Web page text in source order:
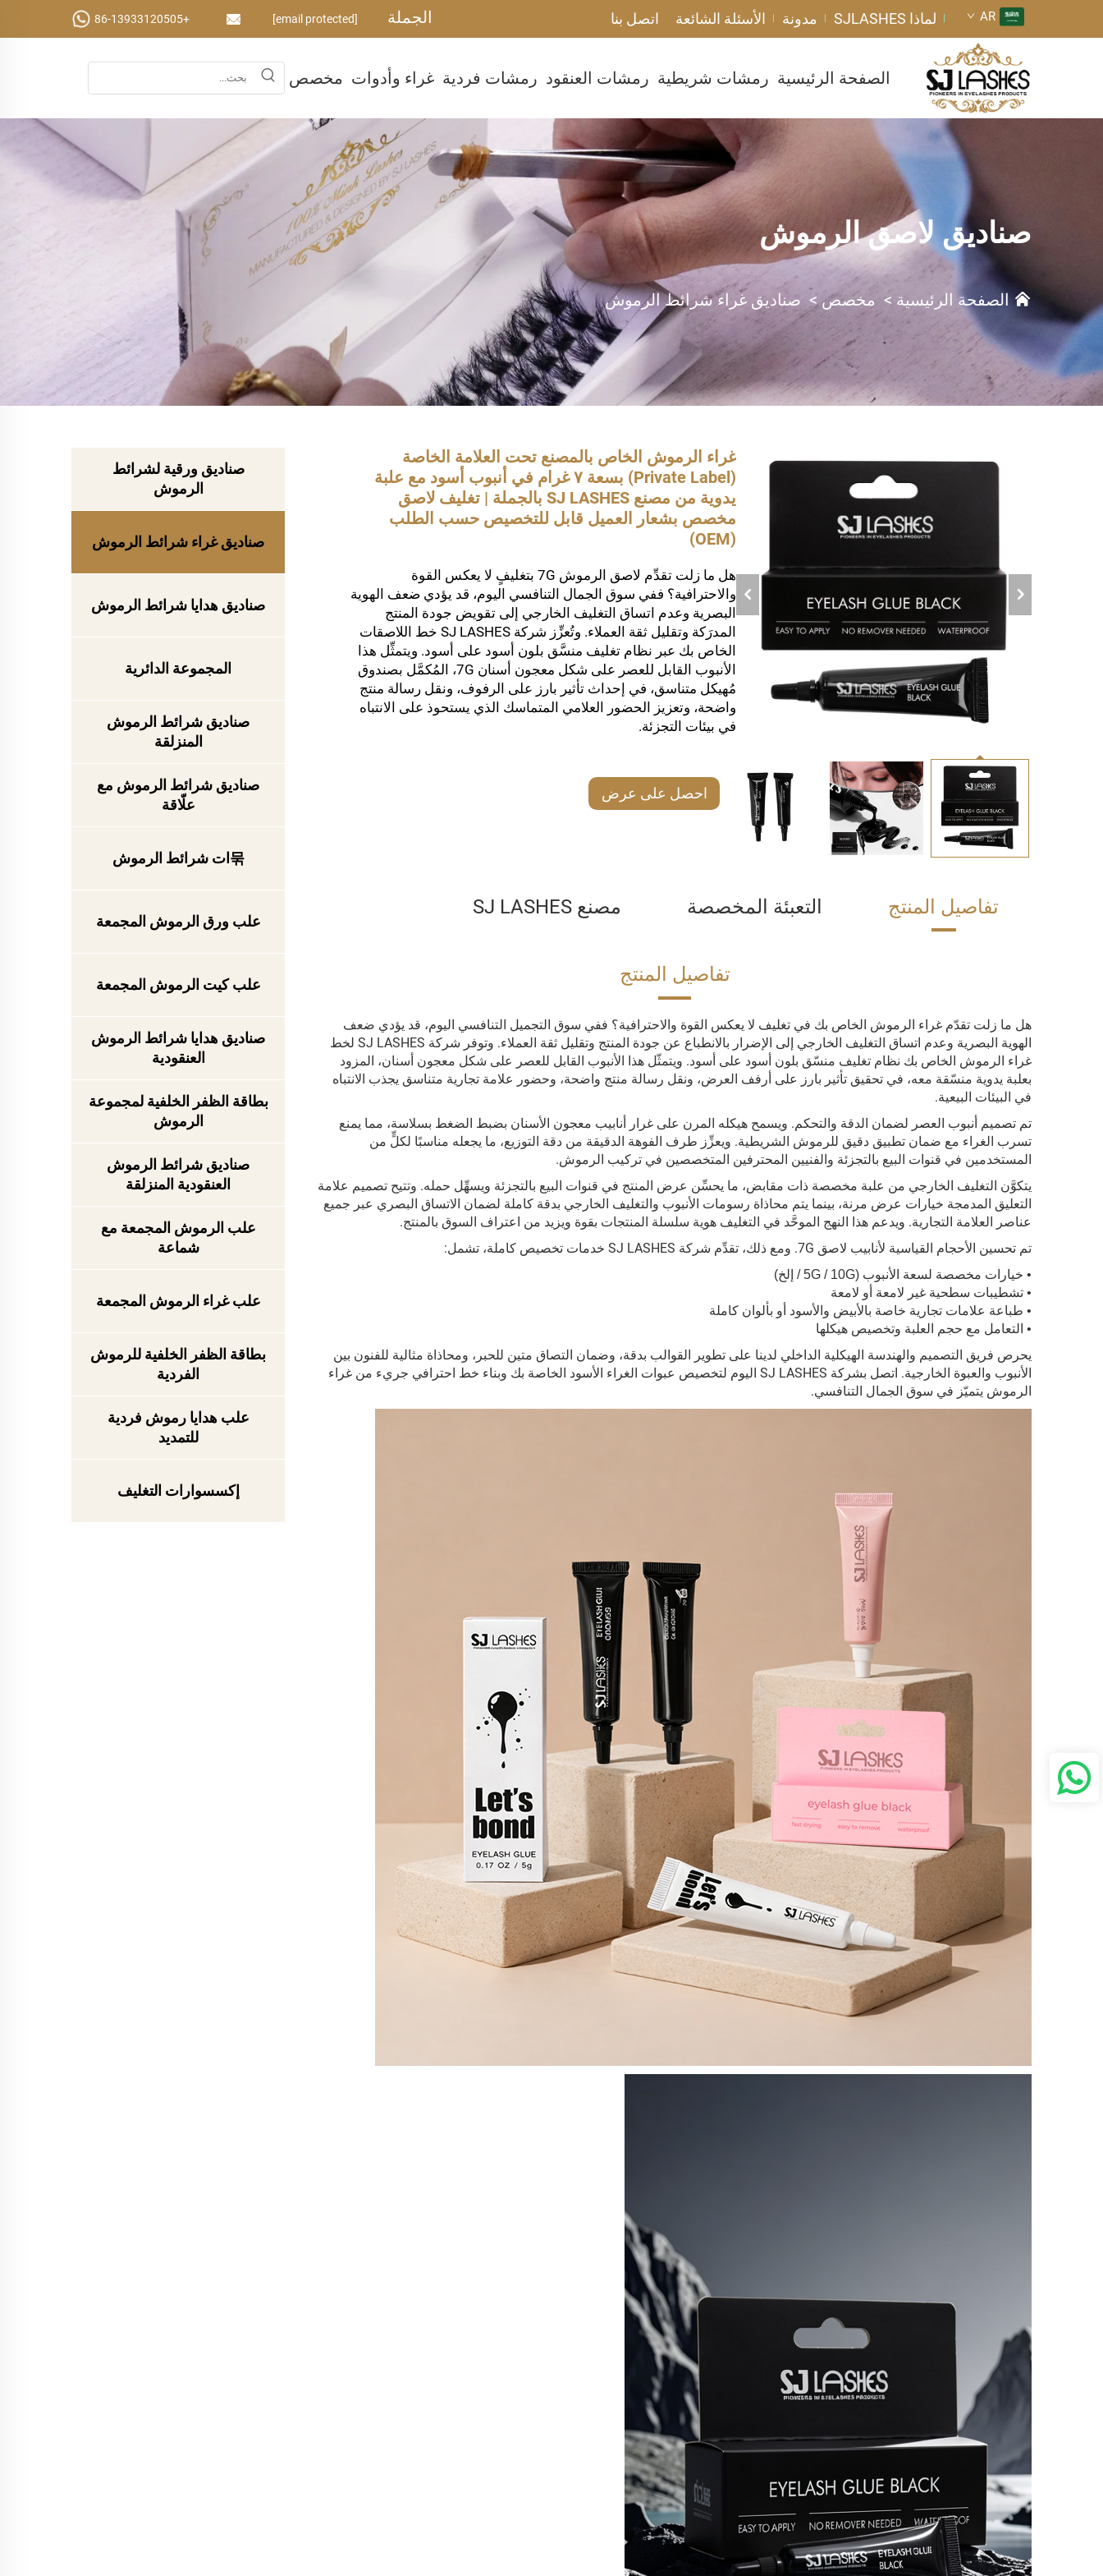
+86-13933120505 [email protected] الجملة AR لماذا SJLASHES مدونة الأسئلة الشائعة اتصل بنا
الصفحة الرئيسية رمشات شريطية رمشات العنقود رمشات فردية غراء وأدوات مخصص
صناديق لاصق الرموش
الصفحة الرئيسية > مخصص> صناديق غراء شرائط الرموش
صناديق ورقية لشرائط
الرموش
صناديق غراء شرائط الرموش
صناديق هدايا شرائط الرموش
المجموعة الدائرية
صناديق شرائط الرموش
المنزلقة
صناديق شرائط الرموش مع
علّاقة
묶ات شرائط الرموش
علب ورق الرموش المجمعة
علب كيت الرموش المجمعة
صناديق هدايا شرائط الرموش
العنقودية
بطاقة الظفر الخلفية لمجموعة
الرموش
صناديق شرائط الرموش
العنقودية المنزلقة
علب الرموش المجمعة مع
شماعة
علب غراء الرموش المجمعة
بطاقة الظفر الخلفية للرموش
الفردية
علب هدايا رموش فردية
للتمديد
إكسسوارات التغليف
غراء الرموش الخاص بالمصنع تحت العلامة الخاصة
(Private Label) بسعة ٧ غرام في أنبوب أسود مع علبة
يدوية من مصنع SJ LASHES بالجملة | تغليف لاصق
مخصص بشعار العميل قابل للتخصيص حسب الطلب
(OEM)
هل ما زلت تقدِّم لاصق الرموش 7G بتغليفٍ لا يعكس القوة
والاحترافية؟ ففي سوق الجمال التنافسي اليوم، قد يؤدي ضعف الهوية
البصرية وعدم اتساق التغليف الخارجي إلى تقويض جودة المنتج
المدرَكة وتقليل ثقة العملاء. وتُعزِّز شركة SJ LASHES خط اللاصقات
الخاص بك عبر نظام تغليف منسَّق بلون أسود على أسود. ويتمثِّل هذا
الأنبوب القابل للعصر على شكل معجون أسنان 7G، المُكمَّل بصندوق
مُهيكل متناسق، في إحداث تأثير بارز على الرفوف، ونقل رسالة منتج
واضحة، وتعزيز الحضور العلامي المتماسك الذي يستحوذ على الانتباه
في بيئات التجزئة.
احصل على عرض
تفاصيل المنتج التعبئة المخصصة مصنع SJ LASHES
تفاصيل المنتج
هل ما زلت تقدّم غراء الرموش الخاص بك في تغليف لا يعكس القوة والاحترافية؟ ففي سوق التجميل التنافسي اليوم، قد يؤدي ضعف
الهوية البصرية وعدم اتساق التغليف الخارجي إلى الإضرار بالانطباع عن جودة المنتج وتقليل ثقة العملاء. وتوفر شركة SJ LASHES لخط
غراء الرموش الخاص بك نظام تغليف منسّق بلون أسود على أسود. ويتمثّل هذا الأنبوب القابل للعصر على شكل معجون أسنان، المزود
بعلبة يدوية منسّقة معه، في تحقيق تأثير بارز على أرفف العرض، ونقل رسالة منتج واضحة، وحضور علامة تجارية متناسق يجذب الانتباه
في البيئات البيعية.
تم تصميم أنبوب العصر لضمان الدقة والتحكم. ويسمح هيكله المرن على غرار أنابيب معجون الأسنان بضبط الضغط بسلاسة، مما يمنع
تسرب الغراء مع ضمان تطبيق دقيق للرموش الشريطية. ويعزِّز طرف الفوهة الدقيقة من دقة التوزيع، ما يجعله مناسبًا لكلٍّ من
المستخدمين في قنوات البيع بالتجزئة والفنيين المحترفين المتخصصين في تركيب الرموش.
يتكوَّن التغليف الخارجي من علبة مخصصة ذات مقابض، ما يحسِّن عرض المنتج في قنوات البيع بالتجزئة ويسهِّل حمله. وتتيح تصميم علامة
التعليق المدمجة خيارات عرض مرنة، بينما يتم محاذاة رسومات الأنبوب والتغليف الخارجي بدقة كاملة لضمان الاتساق البصري عبر جميع
عناصر العلامة التجارية. ويدعم هذا النهج الموحَّد في التغليف هوية سلسلة المنتجات بقوة ويزيد من اعتراف السوق بالمنتج.
تم تحسين الأحجام القياسية لأنابيب لاصق 7G. ومع ذلك، تقدِّم شركة SJ LASHES خدمات تخصيص كاملة، تشمل:
• خيارات مخصصة لسعة الأنبوب (5G / 10G / إلخ)
• تشطيبات سطحية غير لامعة أو لامعة
• طباعة علامات تجارية خاصة بالأبيض والأسود أو بألوان كاملة
• التعامل مع حجم العلبة وتخصيص هيكلها
يحرص فريق التصميم والهندسة الهيكلية الداخلي لدينا على تطوير القوالب بدقة، وضمان التصاق متين للحبر، ومحاذاة مثالية للفنون بين
الأنبوب والعبوة الخارجية. اتصل بشركة SJ LASHES اليوم لتخصيص عبوات الغراء الأسود الخاصة بك وبناء خط احترافي جريء من غراء
الرموش يتميّز في سوق الجمال التنافسي.